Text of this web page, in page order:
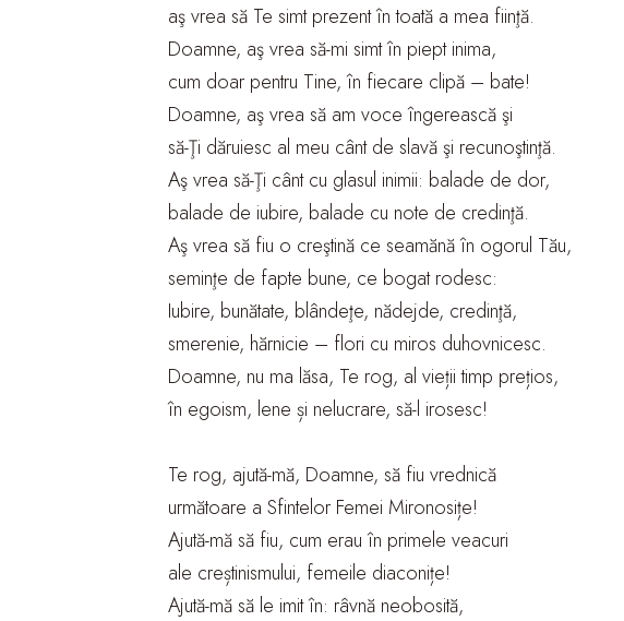
aş vrea să Te simt prezent în toată a mea fiinţă.
Doamne, aş vrea să-mi simt în piept inima,
cum doar pentru Tine, în fiecare clipă – bate!
Doamne, aş vrea să am voce îngerească şi
să-Ţi dăruiesc al meu cânt de slavă şi recunoştinţă.
Aş vrea să-Ţi cânt cu glasul inimii: balade de dor,
balade de iubire, balade cu note de credinţă.
Aş vrea să fiu o creştină ce seamănă în ogorul Tău,
seminţe de fapte bune, ce bogat rodesc:
Iubire, bunătate, blândeţe, nădejde, credinţă,
smerenie, hărnicie – flori cu miros duhovnicesc.
Doamne, nu ma lăsa, Te rog, al vieții timp prețios,
în egoism, lene și nelucrare, să-l irosesc!
Te rog, ajută-mă, Doamne, să fiu vrednică
următoare a Sfintelor Femei Mironosițe!
Ajută-mă să fiu, cum erau în primele veacuri
ale creștinismului, femeile diaconițe!
Ajută-mă să le imit în: râvnă neobosită,